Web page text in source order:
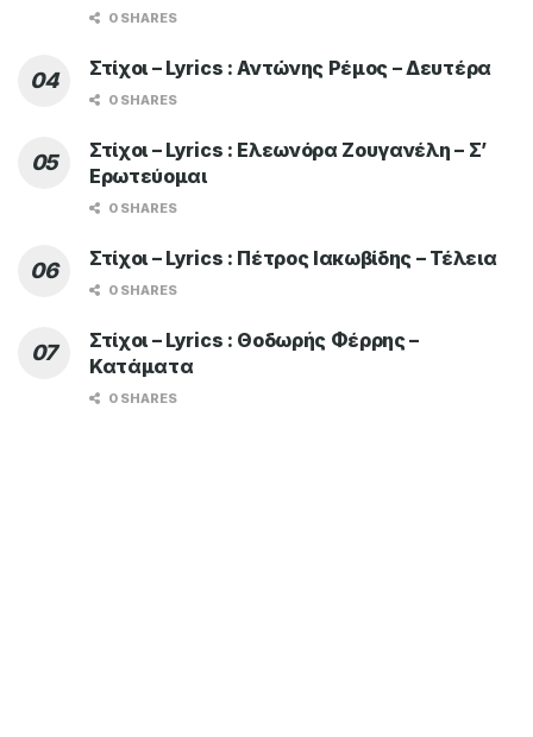
0 SHARES
Στίχοι – Lyrics : Αντώνης Ρέμος – Δευτέρα
0 SHARES
Στίχοι – Lyrics : Ελεωνόρα Ζουγανέλη – Σ’
Ερωτεύομαι
0 SHARES
Στίχοι – Lyrics : Πέτρος Ιακωβίδης – Τέλεια
0 SHARES
Στίχοι – Lyrics : Θοδωρής Φέρρης –
Κατάματα
0 SHARES